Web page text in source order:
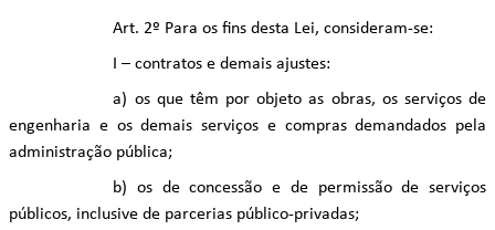
Art. 2º Para os fins desta Lei, consideram-se:
I – contratos e demais ajustes:
a) os que têm por objeto as obras, os serviços de
engenharia e os demais serviços e compras demandados pela
administração pública;
b) os de concessão e de permissão de serviços
públicos, inclusive de parcerias público-privadas;